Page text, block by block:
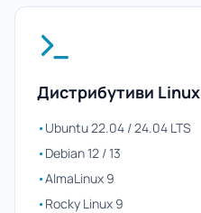
Дистрибутиви Linux
•Ubuntu 22.04 / 24.04 LTS
•Debian 12 / 13
•AlmaLinux 9
•Rocky Linux 9